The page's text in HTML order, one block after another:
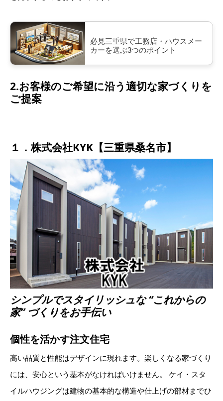
必見三重県で工務店・ハウスメー
カーを選ぶ3つのポイント
2.お客様のご希望に沿う適切な家づくりを
ご提案
１．株式会社KYK【三重県桑名市】
シンプルでスタイリッシュな “これからの
家” づくりをお手伝い
個性を活かす注文住宅
高い品質と性能はデザインに現れます。楽しくなる家づくり
には、安心という基本がなければいけません。 ケイ・スタ
イルハウジングは建物の基本的な構造や仕上げの部材までひ